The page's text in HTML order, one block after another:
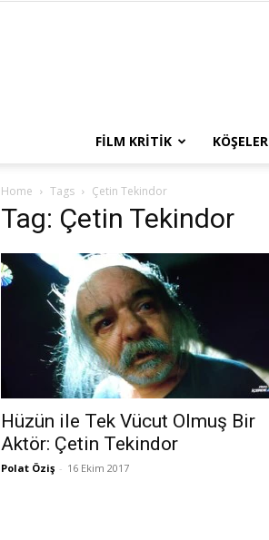
FILM KRITIK KÖŞELER
Home Tags Çetin Tekindor
Tag: Çetin Tekindor
Hüzün ile Tek Vücut Olmuş Bir
Aktör: Çetin Tekindor
Polat Öziş - 16 Ekim 2017